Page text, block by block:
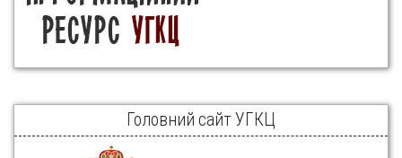
Головний сайт УГКЦ